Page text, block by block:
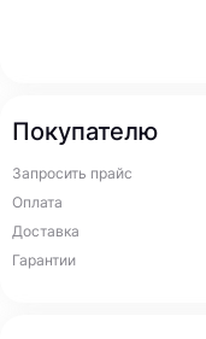
Покупателю
Запросить прайс
Оплата
Доставка
Гарантии